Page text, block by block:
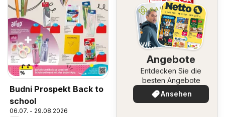
Budni Prospekt Back to
school
06.07. - 29.08.2026
Angebote
Entdecken Sie die
besten Angebote
Ansehen